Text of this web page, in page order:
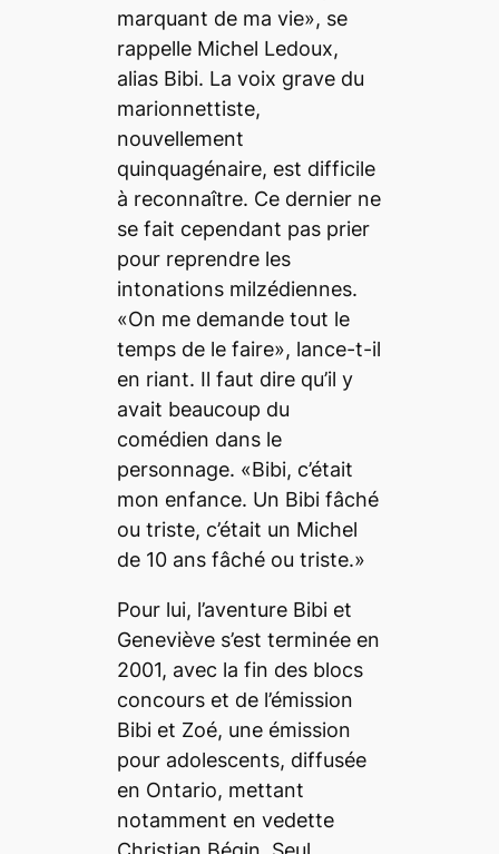
marquant de ma vie», se
rappelle Michel Ledoux,
alias Bibi. La voix grave du
marionnettiste,
nouvellement
quinquagénaire, est difficile
à reconnaître. Ce dernier ne
se fait cependant pas prier
pour reprendre les
intonations milzédiennes.
«On me demande tout le
temps de le faire», lance-t-il
en riant. Il faut dire qu’il y
avait beaucoup du
comédien dans le
personnage. «Bibi, c’était
mon enfance. Un Bibi fâché
ou triste, c’était un Michel
de 10 ans fâché ou triste.»
Pour lui, l’aventure Bibi et
Geneviève s’est terminée en
2001, avec la fin des blocs
concours et de l’émission
Bibi et Zoé, une émission
pour adolescents, diffusée
en Ontario, mettant
notamment en vedette